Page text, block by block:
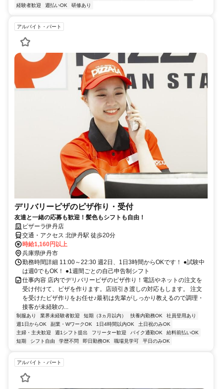
経験者歓迎 週払いOK 研修あり
アルバイト・パート
デリバリーピザのピザ作り・受付
友達と一緒の応募も歓迎！髪色もシフトも自由！
ピザーラ伊丹店
交通・アクセス 北伊丹駅 徒歩20分
時給1,160円以上
兵庫県伊丹市
勤務時間詳細 11:00～22:30 週2日、1日3時間からOKです！ ●試験中
は週0でもOK！ ●1週間ごとの自己申告制シフト
仕事内容 店内でデリバリーピザのピザ作り！電話やネットの注文を
受け付けて、ピザを作ります。店頭引き渡しの対応もします。 注文
を受けたピザ作りをお任せ♪最初は先輩がしっかり教えるので調理・
接客が未経験の...
制服あり 業界未経験者歓迎 短期（3ヵ月以内） 扶養内勤務OK
社員登用あり
週1日からOK
副業・WワークOK 1日4時間以内OK
土日祝のみOK
主婦・主夫歓迎
週1シフト提出 フリーター歓迎 バイク通勤OK
給料前払いOK
短期
シフト自由 学歴不問 即日勤務OK 職場見学可 平日のみOK
アルバイト・パート